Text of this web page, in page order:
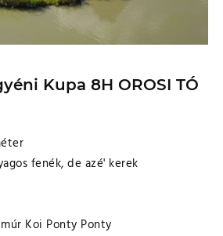
Kupa 8H OROSI TÓ
fenék, de azé' kerek
Koi Ponty Ponty